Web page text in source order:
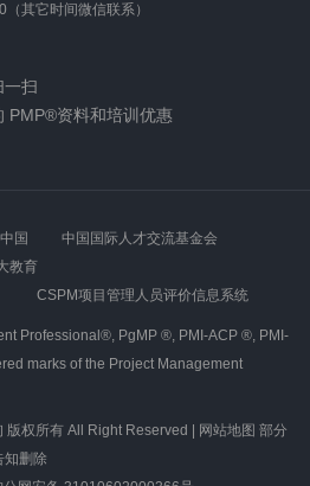
其它时间微信联系）
一扫
PMP®资料和培训优惠
国
中国国际人才交流基金会
教育
CSPM项目管理人员评价信息系统
Professional®, PgMP ®, PMI-ACP ®, PMI-
marks of the Project Management
权所有 All Right Reserved | 网站地图 部分
知删除